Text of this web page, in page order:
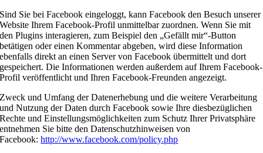
Sind Sie bei Facebook eingeloggt, kann Facebook den Besuch unserer
Website Ihrem Facebook-Profil unmittelbar zuordnen. Wenn Sie mit
den Plugins interagieren, zum Beispiel den „Gefällt mir“-Button
betätigen oder einen Kommentar abgeben, wird diese Information
ebenfalls direkt an einen Server von Facebook übermittelt und dort
gespeichert. Die Informationen werden außerdem auf Ihrem Facebook-
Profil veröffentlicht und Ihren Facebook-Freunden angezeigt.
Zweck und Umfang der Datenerhebung und die weitere Verarbeitung
und Nutzung der Daten durch Facebook sowie Ihre diesbezüglichen
Rechte und Einstellungsmöglichkeiten zum Schutz Ihrer Privatsphäre
entnehmen Sie bitte den Datenschutzhinweisen von
Facebook:http://www.facebook.com/policy.php